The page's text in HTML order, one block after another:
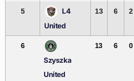
5
L4
United
13 6 2
6
Szyszka
United
13 6 0